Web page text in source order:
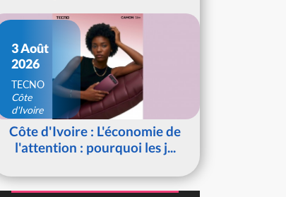
3 Août
2026
TECNO
Côte
d'Ivoire
Côte d'Ivoire : L'économie de
l'attention : pourquoi les j...